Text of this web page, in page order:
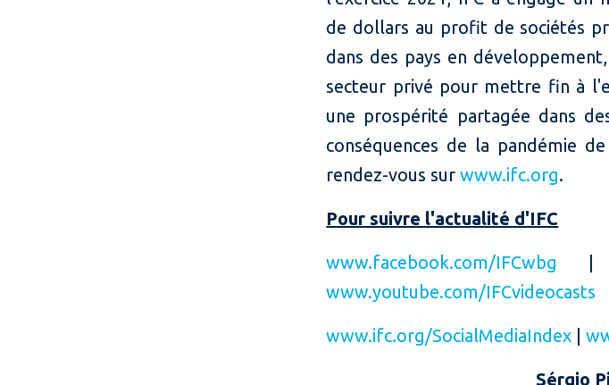
de dollars au profit de sociétés
dans des pays en
secteur privé pour mettre fin à
une prospérité partagée dans
conséquences de la pandémie
rendez-vous surwww.ifc.org.
Pour suivre l'actualité d'IFC
www.facebook.com/IFCwbg
www.youtube.com/IFCvideocasts
www.ifc.org/SocialMediaIndex |
Sérgio